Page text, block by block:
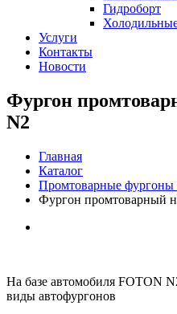
Гидроборт
Услуги
Контакты
Новости
Фургон
N2
Главная
Каталог
Промтоварные
Фургон промтоварный
На базе автомобиля FOTON
виды автофургонов